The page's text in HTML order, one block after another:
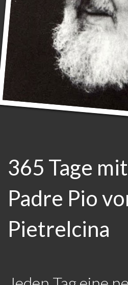
365 Tage mit
Padre Pio
Pietrelcina